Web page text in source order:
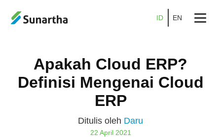
Tentang
Produk
ID EN
Apakah Cloud ERP?
Definisi Mengenai Cloud
ERP
Ditulis oleh Daru
22 April 2021